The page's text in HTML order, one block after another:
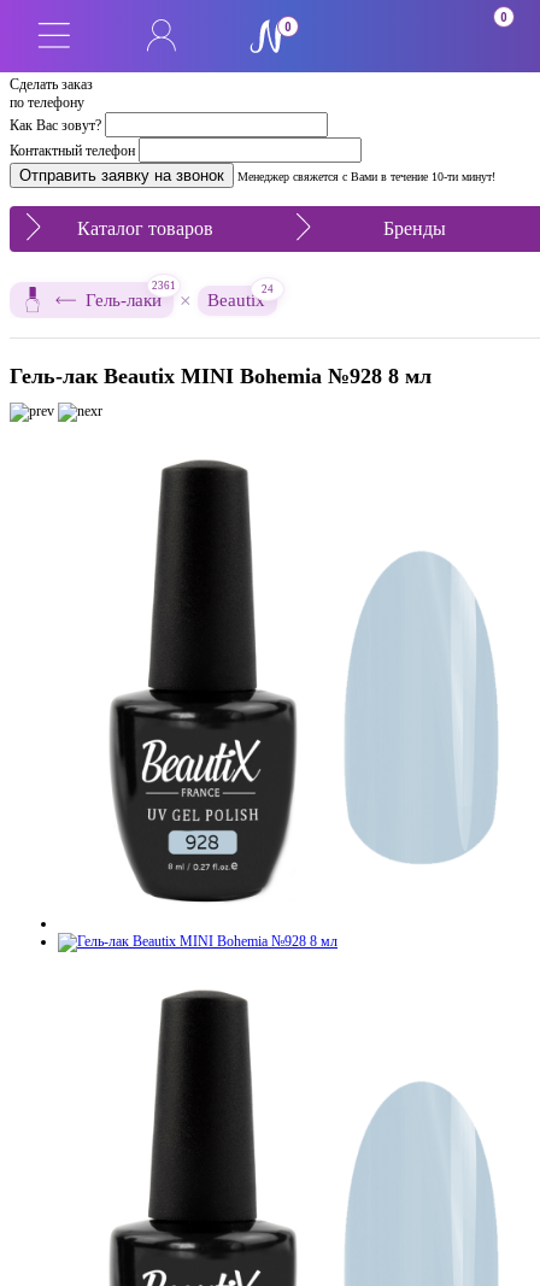
Сделать заказ
по телефону
Как Вас зовут?
Контактный телефон
Менеджер свяжется с Вами в течение 10-ти минут!
0
0
Каталог товаров Бренды
Гель-лаки
2361
× Beautix
24
Гель-лак Beautix MINI Bohemia №928 8 мл